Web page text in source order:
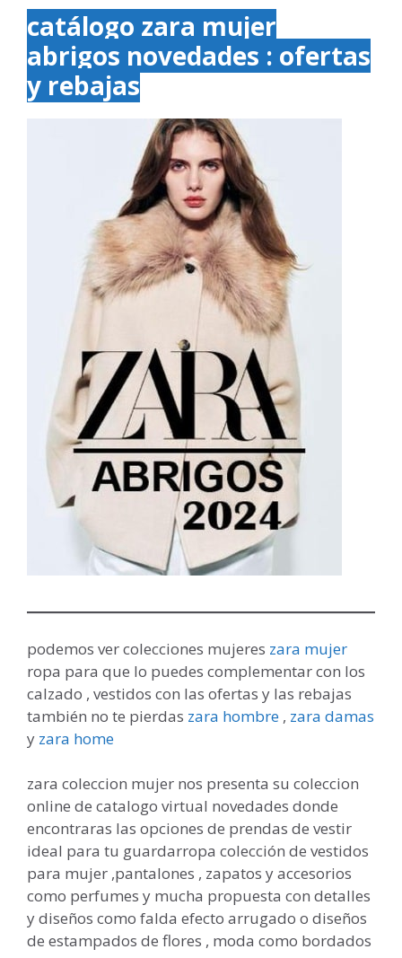
catálogo zara mujer
abrigos novedades : ofertas
y rebajas
podemos ver colecciones mujeres zara mujer
ropa para que lo puedes complementar con los
calzado , vestidos con las ofertas y las rebajas
también no te pierdas zara hombre , zara damas
y zara home
zara coleccion mujer nos presenta su coleccion
online de catalogo virtual novedades donde
encontraras las opciones de prendas de vestir
ideal para tu guardarropa colección de vestidos
para mujer ,pantalones , zapatos y accesorios
como perfumes y mucha propuesta con detalles
y diseños como falda efecto arrugado o diseños
de estampados de flores , moda como bordados